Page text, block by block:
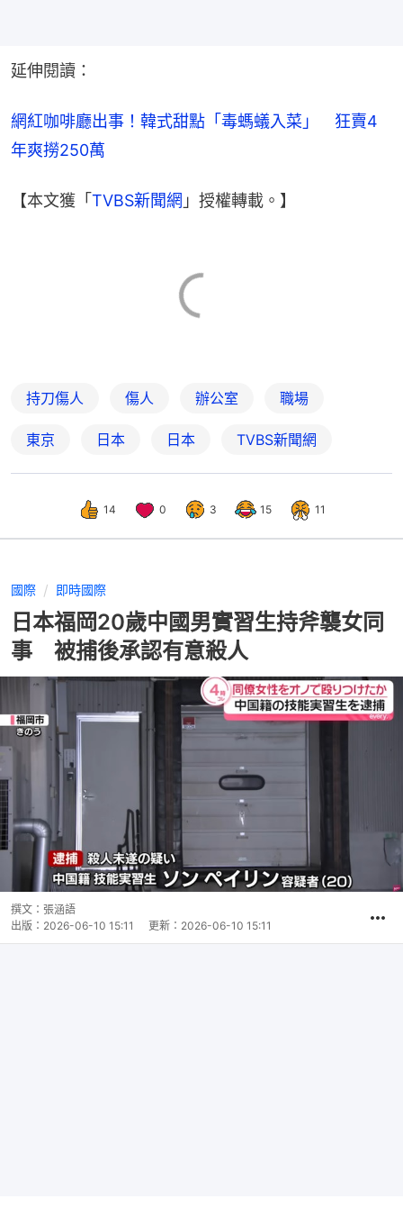
延伸閱讀：
網紅咖啡廳出事！韓式甜點「毒螞蟻入菜」　狂賣4
年爽撈250萬
【本文獲「 TVBS新聞網 」授權轉載。】
持刀傷人 傷人 辦公室 職場
東京 日本 日本 TVBS新聞網
14 0 3 15 11
國際 即時國際
日本福岡20歲中國男實習生持斧襲女同
事 被捕後承認有意殺人
撰文： 張涵語
出版： 2026-06-10 15:11 更新： 2026-06-10 15:11